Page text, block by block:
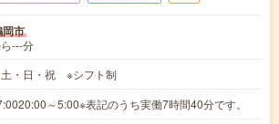
市
---分
土・日・祝 ※シフト制
～5:00※表記のうち実働7時間40分です。